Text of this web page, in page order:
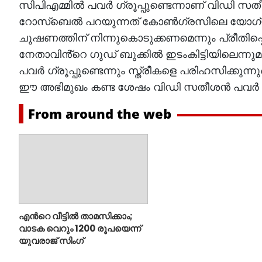
സിപിഎമ്മിൽ പവർ ഗ്രൂപ്പുണ്ടെന്നാണ് വിഡി
റോസ്‌ബെൽ പറയുന്നത് കോൺഗ്രസിലെ
ചൂഷണത്തിന് നിന്നുകൊടുക്കണമെന്നും
നേതാവിൻ്റെ ഗുഡ് ബുക്കിൽ
പവർ ഗ്രൂപ്പുണ്ടെന്നും സ്ത്രീകളെ
ഈ അഭിമുഖം കണ്ട ശേഷം വിഡി സതീശൻ പവർ
From around the web
എന്‍റെ വീട്ടില്‍ താമസിക്കാം;
വാടക വെറും 1200 രൂപയെന്ന്
യുവരാജ് സിംഗ്